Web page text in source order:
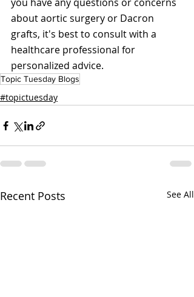
about aortic surgery or Dacron
grafts, it's best to consult with a
healthcare professional for
personalized advice.
Topic Tuesday Blogs
#topictuesday
Recent Posts See All